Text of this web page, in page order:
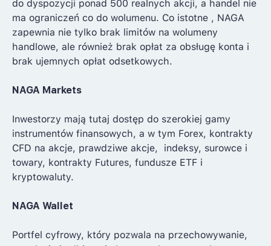
do dyspozycji ponad 500 realnych akcji, a handel nie
ma ograniczeń co do wolumenu. Co istotne , NAGA
zapewnia nie tylko brak limitów na wolumeny
handlowe, ale również brak opłat za obsługę konta i
brak ujemnych opłat odsetkowych.
NAGA Markets
Inwestorzy mają tutaj dostęp do szerokiej gamy
instrumentów finansowych, a w tym Forex, kontrakty
CFD na akcje, prawdziwe akcje, indeksy, surowce i
towary, kontrakty Futures, fundusze ETF i
kryptowaluty.
NAGA Wallet
Portfel cyfrowy, który pozwala na przechowywanie,